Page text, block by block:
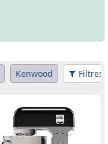
Kenwood Filtres